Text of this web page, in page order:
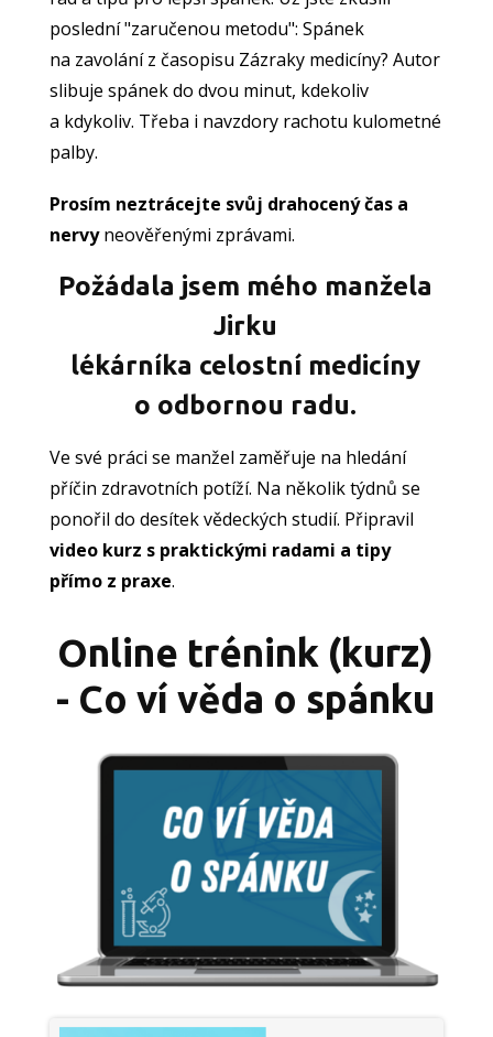
poslední "zaručenou metodu": Spánek
na zavolání z časopisu Zázraky medicíny? Autor
slibuje spánek do dvou minut, kdekoliv
a kdykoliv. Třeba i navzdory rachotu kulometné
palby.
Prosím neztrácejte svůj drahocený čas a
nervyneověřenými zprávami.
Požádala jsem mého manžela
Jirku
lékárníka celostní medicíny
o odbornou radu.
Ve své práci se manžel zaměřuje na hledání
příčin zdravotních potíží. Na několik týdnů se
ponořil do desítek vědeckých studií. Připravil
video kurz s praktickými radami a tipy
přímo z praxe.
Online trénink (kurz)
- Co ví věda o spánku